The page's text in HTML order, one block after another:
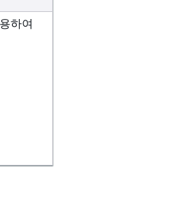
하여